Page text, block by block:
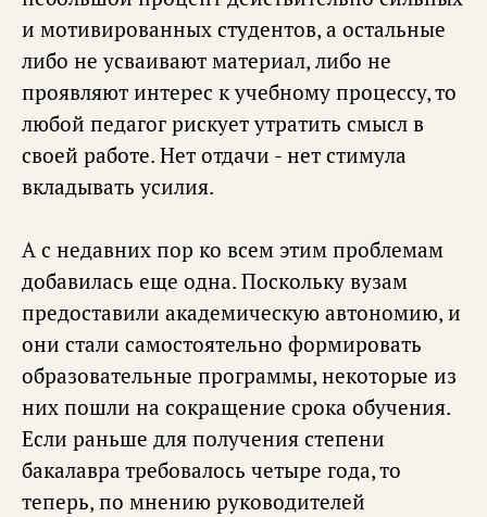
и мотивированных студентов, а остальные
либо не усваивают материал, либо не
проявляют интерес к учебному процессу, то
любой педагог рискует утратить смысл в
своей работе. Нет отдачи - нет стимула
вкладывать усилия.
А с недавних пор ко всем этим проблемам
добавилась еще одна. Поскольку вузам
предоставили академическую автономию, и
они стали самостоятельно формировать
образовательные программы, некоторые из
них пошли на сокращение срока обучения.
Если раньше для получения степени
бакалавра требовалось четыре года, то
теперь, по мнению руководителей